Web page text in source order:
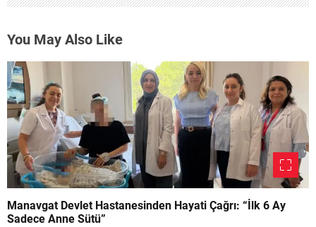
You May Also Like
Manavgat Devlet Hastanesinden Hayati Çağrı: “İlk 6 Ay
Sadece Anne Sütü”